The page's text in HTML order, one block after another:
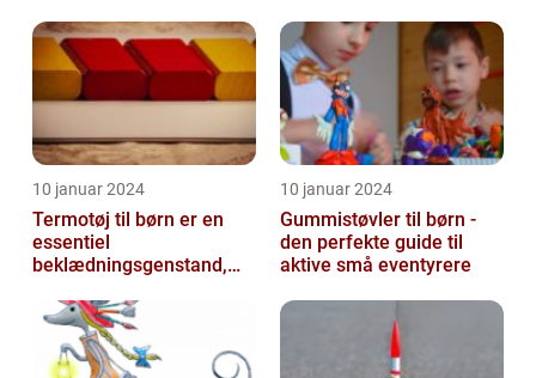
10 januar 2024
Termotøj til børn er en
essentiel
beklædningsgenstand,
de små varme og besk...
10 januar 2024
Gummistøvler til børn -
den perfekte guide til
aktive små eventyrere